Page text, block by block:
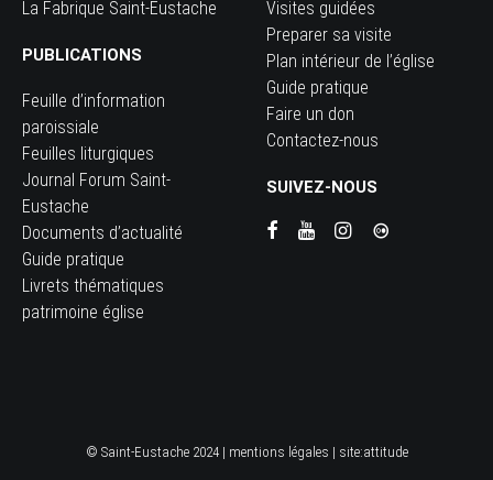
La Fabrique Saint-Eustache
PUBLICATIONS
Feuille d’information
paroissiale
Feuilles liturgiques
Journal Forum Saint-
Eustache
Documents d’actualité
Guide pratique
Livrets thématiques
patrimoine église
Visites guidées
Preparer sa visite
Plan intérieur de l’église
Guide pratique
Faire un don
Contactez-nous
SUIVEZ-NOUS
© Saint-Eustache 2024 | mentions légales | site:attitude